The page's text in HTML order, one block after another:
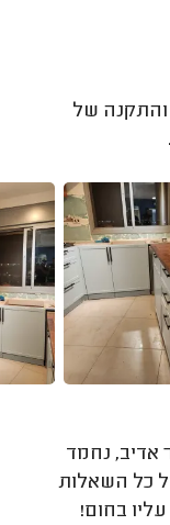
והתקנה של
אדיב, נחמד
כל השאלות
בחום!